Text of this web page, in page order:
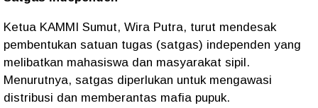
Ketua KAMMI Sumut, Wira Putra, turut mendesak
pembentukan satuan tugas (satgas) independen yang
melibatkan mahasiswa dan masyarakat sipil.
Menurutnya, satgas diperlukan untuk mengawasi
distribusi dan memberantas mafia pupuk.